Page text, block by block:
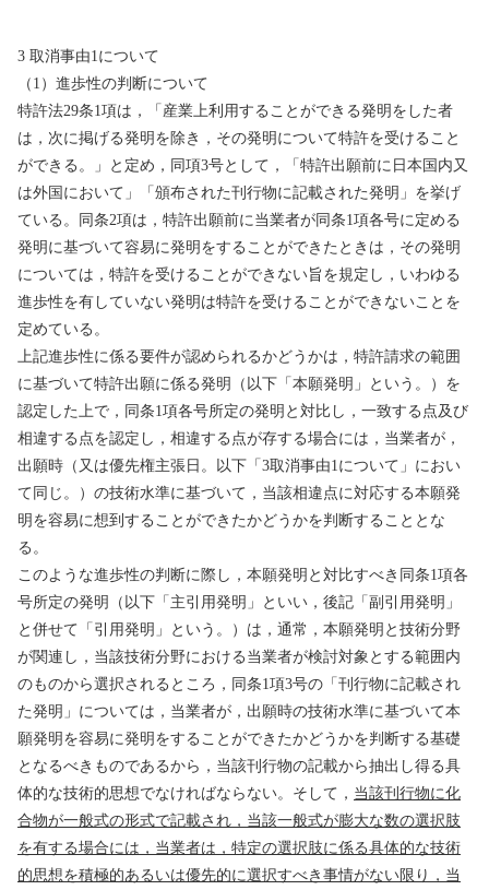
3 取消事由1 について
（ 1 ）進歩性の判断について
特許法29条1 項は，「産業上利用することができる発明をした者
は，次に掲げる発明を除き，その発明について特許を受けること
ができる。」と定め，同項3号として，「特許出願前に日本国内又
は外国において」「頒布された刊行物に記載された発明」を挙げ
ている。同条2項は，特許出願前に当業者が同条1 項各号に定める
発明に基づいて容易に発明をすることができたときは，その発明
については，特許を受けることができない旨を規定し，いわゆる
進歩性を有していない発明は特許を受けることができないことを
定めている。
上記進歩性に係る要件が認められるかどうかは，特許請求の範囲
に基づいて特許出願に係る発明（以下「本願発明」という。）を
認定した上で，同条1 項各号所定の発明と対比し，一致する点及び
相違する点を認定し，相違する点が存する場合には，当業者が，
出願時（又は優先権主張日。以下「 3取消事由1 について」におい
て同じ。）の技術水準に基づいて，当該相違点に対応する本願発
明を容易に想到することができたかどうかを判断することとな
る。
このような進歩性の判断に際し，本願発明と対比すべき同条1 項各
号所定の発明（以下「主引用発明」といい，後記「副引用発明」
と併せて「引用発明」という。）は，通常，本願発明と技術分野
が関連し，当該技術分野における当業者が検討対象とする範囲内
のものから選択されるところ，同条1 項3号の「刊行物に記載され
た発明」については，当業者が，出願時の技術水準に基づいて本
願発明を容易に発明をすることができたかどうかを判断する基礎
となるべきものであるから，当該刊行物の記載から抽出し得る具
体的な技術的思想でなければならない。そして， 当該刊行物に化
合物が一般式の形式で記載され，当該一般式が膨大な数の選択肢
を有する場合には，当業者は，特定の選択肢に係る具体的な技術
的思想を積極的あるいは優先的に選択すべき事情がない限り，当